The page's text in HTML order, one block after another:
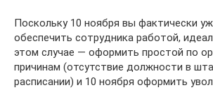
Поскольку 10 ноября вы фактически
обеспечить сотрудника работой,
этом случае — оформить простой по
причинам (отсутствие должности в
расписании) и 10 ноября оформить